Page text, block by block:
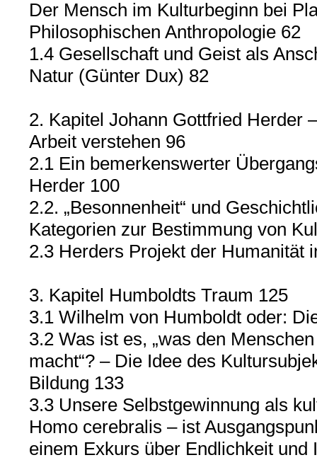
Der Mensch im Kulturbeginn bei
Philosophischen Anthropologie 62
1.4 Gesellschaft und Geist als
Natur (Günter Dux) 82
2. Kapitel Johann Gottfried Herder
Arbeit verstehen 96
2.1 Ein bemerkenswerter
Herder 100
2.2. „Besonnenheit“ und
Kategorien zur Bestimmung von
2.3 Herders Projekt der Humanität
3. Kapitel Humboldts Traum 125
3.1 Wilhelm von Humboldt oder:
3.2 Was ist es, „was den
macht“? – Die Idee des
Bildung 133
3.3 Unsere Selbstgewinnung als
Homo cerebralis – ist
einem Exkurs über Endlichkeit und